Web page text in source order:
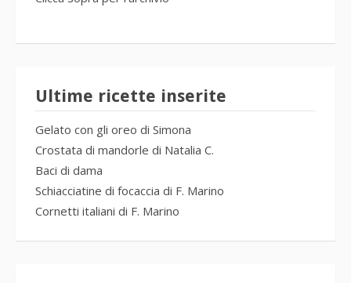
Ultime ricette inserite
Gelato con gli oreo di Simona
Crostata di mandorle di Natalia C.
Baci di dama
Schiacciatine di focaccia di F. Marino
Cornetti italiani di F. Marino